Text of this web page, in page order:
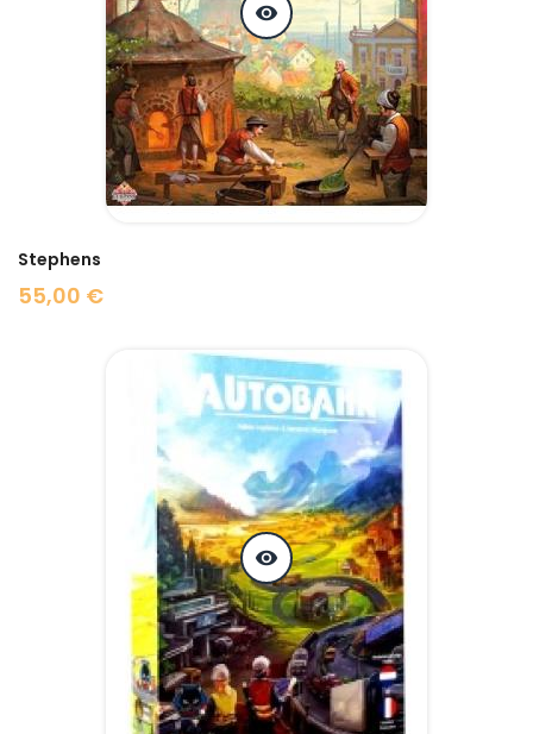
visibility
Stephens
55,00 €
Prix
visibility